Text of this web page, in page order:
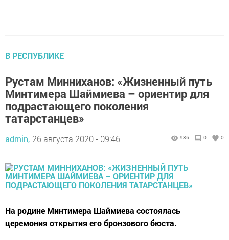
В РЕСПУБЛИКЕ
Рустам Минниханов: «Жизненный путь
Минтимера Шаймиева – ориентир для
подрастающего поколения
татарстанцев»
admin, 26 августа 2020 - 09:46 986 0 0
На родине Минтимера Шаймиева состоялась
церемония открытия его бронзового бюста.